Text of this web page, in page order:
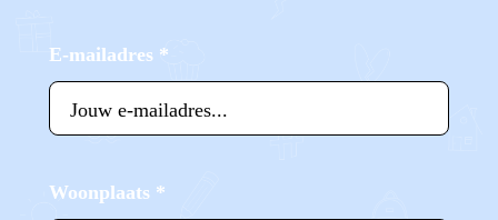
E-mailadres *
Woonplaats *